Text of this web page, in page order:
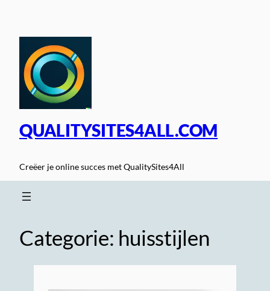
inhoud
QUALITYSITES4ALL.COM
Creëer je online succes met QualitySites4All
Categorie: huisstijlen